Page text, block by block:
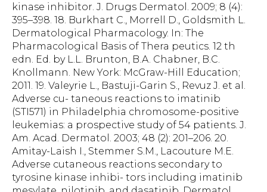
kinase inhibitor. J. Drugs Dermatol. 2009; 8 (4):
395–398. 18. Burkhart C., Morrell D., Goldsmith L.
Dermatological Pharmacology. In: The
Pharmacological Basis of Thera peutics. 12 th
edn. Ed. by L.L. Brunton, B.A. Chabner, B.C.
Knollmann. New York: McGraw-Hill Education;
2011. 19. Valeyrie L., Bastuji-Garin S., Revuz J. et al.
Adverse cu- taneous reactions to imatinib
(STI571) in Philadelphia chromosome-positive
leukemias: a prospective study of 54 patients. J.
Am. Acad. Dermatol. 2003; 48 (2): 201–206. 20.
Amitay-Laish I., Stemmer S.M., Lacouture M.E.
Adverse cutaneous reactions secondary to
tyrosine kinase inhibi- tors including imatinib